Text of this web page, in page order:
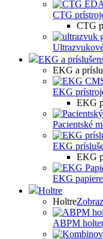
CTG
CTG
EKG a
EKG a
EKG
EKG
Pacientské
EKG
EKG
EKG papiere
Holtre
Holtre
ABPM